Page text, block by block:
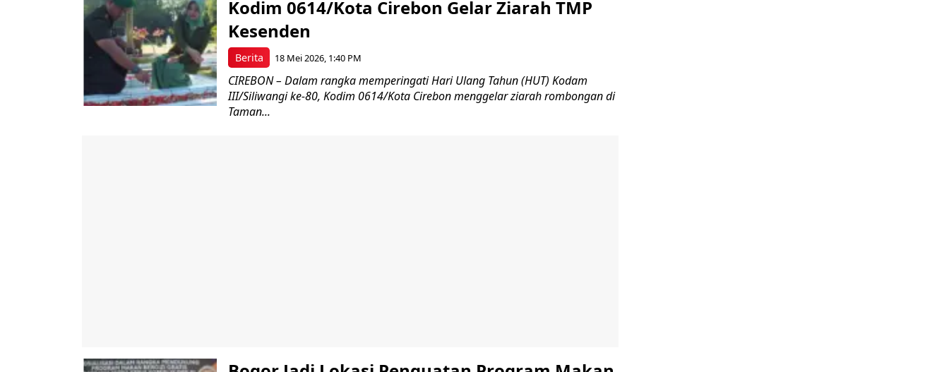
Berita
Kodim 0614/Kota Cirebon Gelar Ziarah TMP
Kesenden
18 Mei 2026, 1:40 PM
CIREBON – Dalam rangka memperingati Hari Ulang Tahun (HUT) Kodam
III/Siliwangi ke-80, Kodim 0614/Kota Cirebon menggelar ziarah rombongan di
Taman...